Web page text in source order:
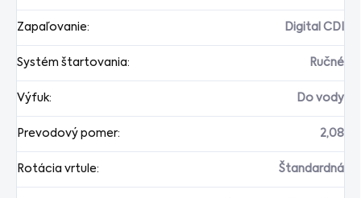
Zapaľovanie: Digital CDI
Systém štartovania: Ručné
Výfuk: Do vody
Prevodový pomer: 2,08
Rotácia vrtule: Štandardná